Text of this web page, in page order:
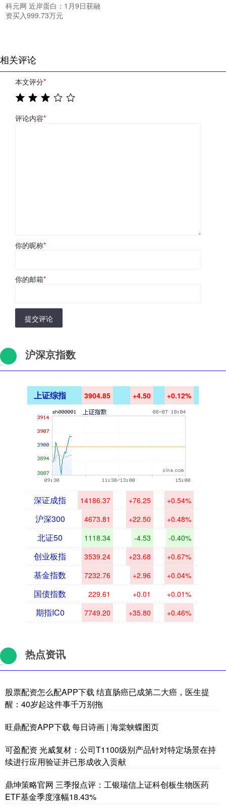
科元网 近岸蛋白：1月9日获融
资买入999.73万元
相关评论
本文评分*
评论内容*
你的昵称*
你的邮箱*
提交评论
沪深京指数
上证综指 3904.85 +4.50 +0.12%
深证成指 14186.37 +76.25 +0.54%
沪深300 4673.81 +22.50 +0.48%
北证50 1118.34 -4.53 -0.40%
创业板指 3539.24 +23.68 +0.67%
基金指数 7232.76 +2.96 +0.04%
国债指数 229.61 +0.01 +0.01%
期指IC0 7749.20 +35.80 +0.46%
热点资讯
股票配资怎么配APP下载 结直肠癌已成第二大癌，医生提
醒：40岁起这件事千万别拖
旺鼎配资APP下载 每日诗画 | 海棠蛱蝶图页
可盈配资 光威复材：公司T1100级别产品针对特定场景在持
续进行应用验证并已形成收入贡献
鼎坤策略官网 三季报点评：工银瑞信上证科创板生物医药
ETF基金季度涨幅18.43%